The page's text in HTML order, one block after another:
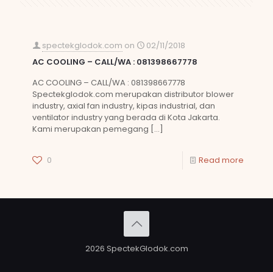
spectekglodok.com on
02/11/2018
AC COOLING – CALL/WA : 081398667778
AC COOLING – CALL/WA : 081398667778
Spectekglodok.com merupakan distributor blower
industry, axial fan industry, kipas industrial, dan
ventilator industry yang berada di Kota Jakarta.
Kami merupakan pemegang […]
0 Read more
2026 SpectekGlodok.com